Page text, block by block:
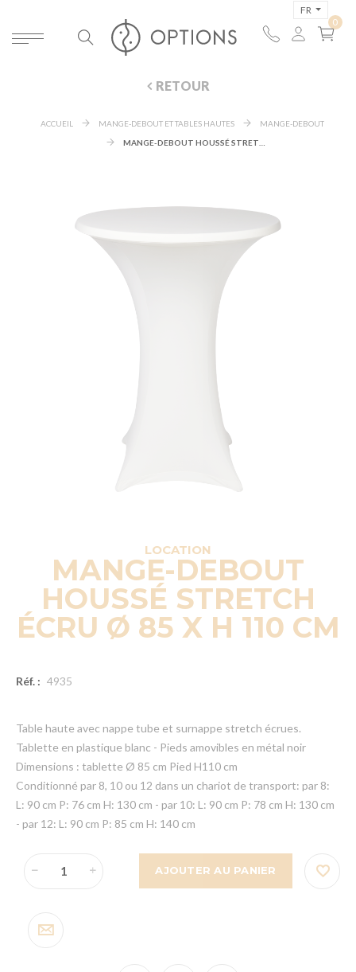
FR
RETOUR
ACCUEIL MANGE-DEBOUT ET TABLES HAUTES
MANGE-DEBOUT
LOCATION
MANGE-DEBOUT
HOUSSÉ STRETCH
ÉCRU Ø 85 X H 110 CM
Réf. : 4935
Table haute avec nappe tube et surnappe stretch écrues.
Tablette en plastique blanc - Pieds amovibles en métal noir
Dimensions : tablette Ø 85 cm Pied H110 cm
Conditionné par 8, 10 ou 12 dans un chariot de transport: par 8:
L: 90 cm P: 76 cm H: 130 cm - par 10: L: 90 cm P: 78 cm H: 130 cm
- par 12: L: 90 cm P: 85 cm H: 140 cm
AJOUTER AU PANIER